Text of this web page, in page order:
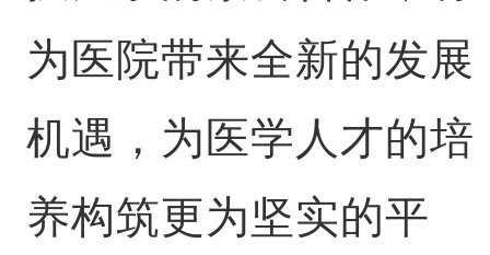
为医院带来全新的发展
机遇，为医学人才的培
养构筑更为坚实的平